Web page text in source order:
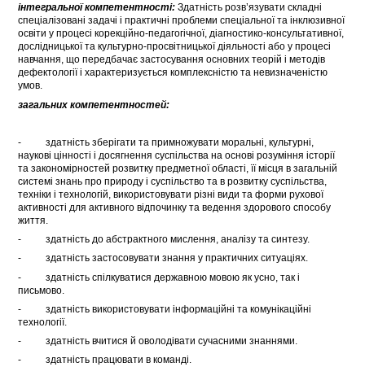
інтегральної компетентності:Здатність розв’язувати складні
спеціалізовані задачі і практичні проблеми спеціальної та інклюзивної
освіти у процесі корекційно-педагогічної, діагностико-консультативної,
дослідницької та культурно-просвітницької діяльності або у процесі
навчання, що передбачає застосування основних теорій і методів
дефектології і характеризується комплексністю та невизначеністю
умов.
загальних компетентностей:
- здатність зберігати та примножувати моральні, культурні,
наукові цінності і досягнення суспільства на основі розуміння історії
та закономірностей розвитку предметної області, її місця в загальній
системі знань про природу і суспільство та в розвитку суспільства,
техніки і технологій, використовувати різні види та форми рухової
активності для активного відпочинку та ведення здорового способу
життя.
- здатність до абстрактного мислення, аналізу та синтезу.
- здатність застосовувати знання у практичних ситуаціях.
- здатність спілкуватися державною мовою як усно, так і
письмово.
- здатність використовувати інформаційні та комунікаційні
технології.
- здатність вчитися й оволодівати сучасними знаннями.
- здатність працювати в команді.